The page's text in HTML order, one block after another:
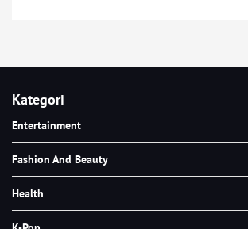
Kategori
Entertainment
Fashion And Beauty
Health